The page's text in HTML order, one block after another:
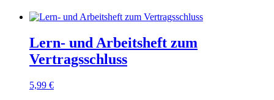
Lern- und Arbeitsheft zum
Vertragsschluss
5,99 €